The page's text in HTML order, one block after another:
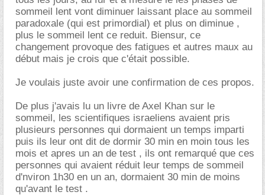
sommeil lent vont diminuer laissant place au sommeil
paradoxale (qui est primordial) et plus on diminue ,
plus le sommeil lent ce reduit. Biensur, ce
changement provoque des fatigues et autres maux au
début mais je crois que c'était possible.
Je voulais juste avoir une confirmation de ces propos.
De plus j'avais lu un livre de Axel Khan sur le
sommeil, les scientifiques israeliens avaient pris
plusieurs personnes qui dormaient un temps imparti
puis ils leur ont dit de dormir 30 min en moin tous les
mois et apres un an de test , ils ont remarqué que ces
personnes qui avaient réduit leur temps de sommeil
d'nviron 1h30 en un an, dormaient 30 min de moins
qu'avant le test .